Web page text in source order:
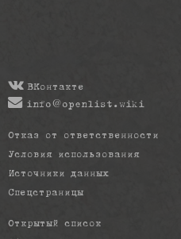
ВКонтакте
info@openlist.wiki
Отказ от ответственности
Условия использования
Источники данных
Спецстраницы
Открытый список